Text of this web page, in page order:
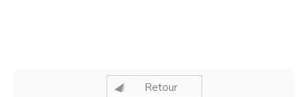
Retour